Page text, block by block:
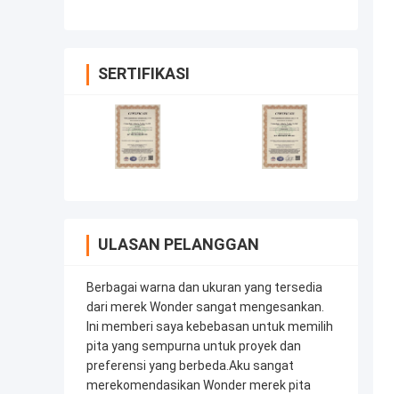
SERTIFIKASI
ULASAN PELANGGAN
Berbagai warna dan ukuran yang tersedia
dari merek Wonder sangat mengesankan.
Ini memberi saya kebebasan untuk memilih
pita yang sempurna untuk proyek dan
preferensi yang berbeda.Aku sangat
merekomendasikan Wonder merek pita